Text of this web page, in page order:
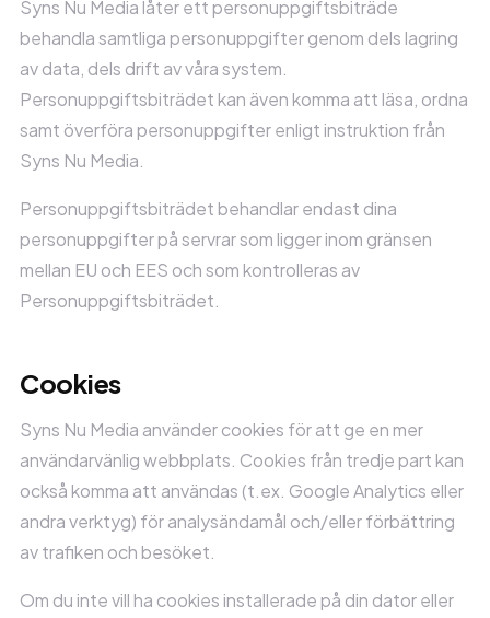
Syns Nu Media låter ett personuppgiftsbiträde
behandla samtliga personuppgifter genom dels lagring
av data, dels drift av våra system.
Personuppgiftsbiträdet kan även komma att läsa, ordna
samt överföra personuppgifter enligt instruktion från
Syns Nu Media.
Personuppgiftsbiträdet behandlar endast dina
personuppgifter på servrar som ligger inom gränsen
mellan EU och EES och som kontrolleras av
Personuppgiftsbiträdet.
Cookies
Syns Nu Media använder cookies för att ge en mer
användarvänlig webbplats. Cookies från tredje part kan
också komma att användas (t.ex. Google Analytics eller
andra verktyg) för analysändamål och/eller förbättring
av trafiken och besöket.
Om du inte vill ha cookies installerade på din dator eller